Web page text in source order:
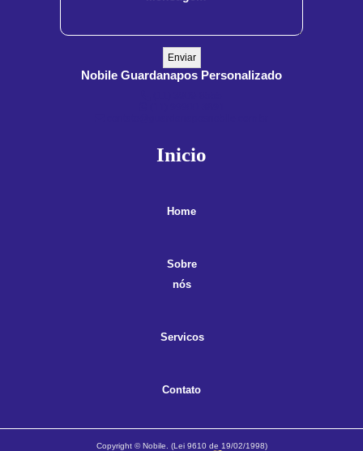
Nobile Guardanapos Personalizado
Inicio
Home
Sobre
nós
Servicos
Contato
Copyright © Nobile. (Lei 9610 de 19/02/1998)